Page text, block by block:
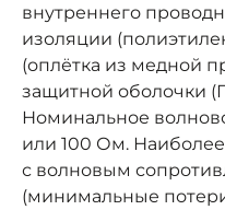
внутреннего
изоляции
(оплётка из медной
защитной оболочки
Номинальное
или 100 Ом.
с волновым
(минимальные